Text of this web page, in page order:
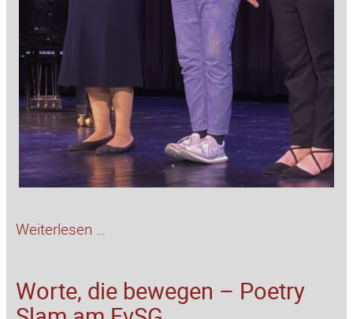
Weiterlesen …
Worte, die bewegen – Poetry